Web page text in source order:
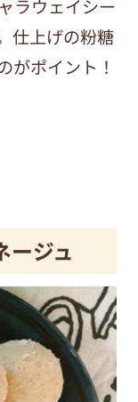
ラウェイシー
仕上げの粉糖
がポイント！
ージュ